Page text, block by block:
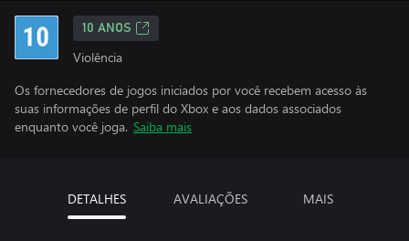
10 ANOS
Violência
Os fornecedores de jogos iniciados por você recebem acesso às
suas informações de perfil do Xbox e aos dados associados
enquanto você joga. Saiba mais
DETALHES AVALIAÇÕES MAIS